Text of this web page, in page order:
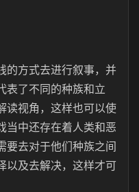
的方式去进行叙事，并
表了不同的种族和立
读视角，这样也可以使
当中还存在着人类和恶
要去对于他们种族之间
以及去解决，这样才可